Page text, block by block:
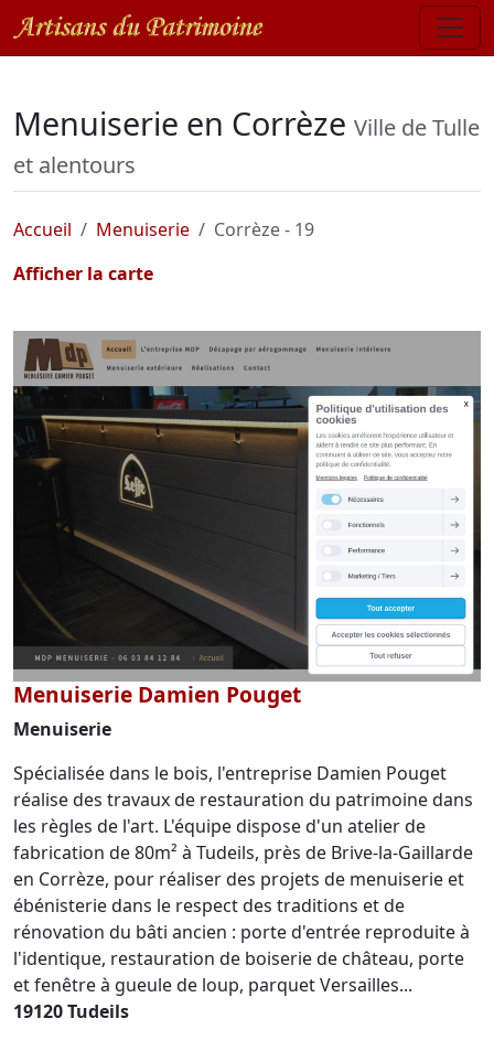
Menuiserie en Corrèze Ville de Tulle
et alentours
Accueil Menuiserie
Corrèze - 19
Afficher la carte
Menuiserie Damien Pouget
Menuiserie
Spécialisée dans le bois, l'entreprise Damien Pouget
réalise des travaux de restauration du patrimoine dans
les règles de l'art. L'équipe dispose d'un atelier de
fabrication de 80m² à Tudeils, près de Brive-la-Gaillarde
en Corrèze, pour réaliser des projets de menuiserie et
ébénisterie dans le respect des traditions et de
rénovation du bâti ancien : porte d'entrée reproduite à
l'identique, restauration de boiserie de château, porte
et fenêtre à gueule de loup, parquet Versailles...
19120 Tudeils